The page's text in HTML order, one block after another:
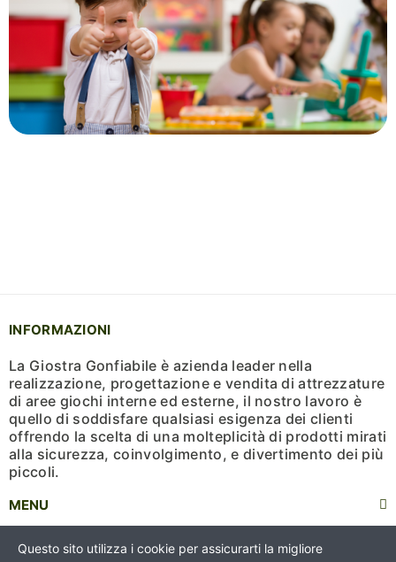
INFORMAZIONI
La Giostra Gonfiabile è azienda leader nella
realizzazione, progettazione e vendita di attrezzature
di aree giochi interne ed esterne, il nostro lavoro è
quello di soddisfare qualsiasi esigenza dei clienti
offrendo la scelta di una molteplicità di prodotti mirati
alla sicurezza, coinvolgimento, e divertimento dei più
piccoli.
MENU
CERTIFICAZIONI
Questo sito utilizza i cookie per assicurarti la migliore